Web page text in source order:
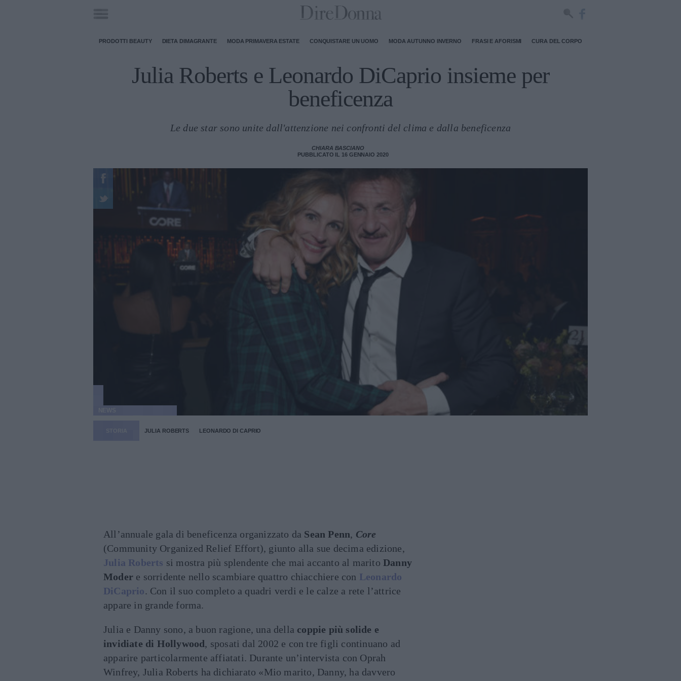
PRODOTTI BEAUTY DIETA DIMAGRANTE MODA PRIMAVERA ESTATE CONQUISTARE UN UOMO MODA AUTUNNO INVERNO FRASI E AFORISMI CURA DEL CORPO
Julia Roberts e Leonardo DiCaprio insieme per
beneficenza
Le due star sono unite dall'attenzione nei confronti del clima e dalla beneficenza
CHIARA BASCIANO
PUBBLICATO IL 16 GENNAIO 2020
JULIA ROBERTS LEONARDO DI CAPRIO
All’annuale gala di beneficenza organizzato da Sean Penn, Core
(Community Organized Relief Effort), giunto alla sue decima edizione,
Julia Roberts si mostra più splendente che mai accanto al maritoDanny
Moder e sorridente nello scambiare quattro chiacchiere con Leonardo
DiCaprio. Con il suo completo a quadri verdi e le calze a rete l’attrice
appare in grande forma.
Julia e Danny sono, a buon ragione, una della coppie più solide e
invidiate di Hollywood, sposati dal 2002 e con tre figli continuano ad
apparire particolarmente affiatati. Durante un’intervista con Oprah
Winfrey, Julia Roberts ha dichiarato «Mio marito, Danny, ha davvero